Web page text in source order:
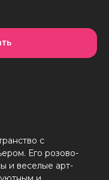
с
Его розово-
и веселые арт-